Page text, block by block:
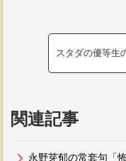
スタダの優等
関連記事
永野芽郁の常套句「